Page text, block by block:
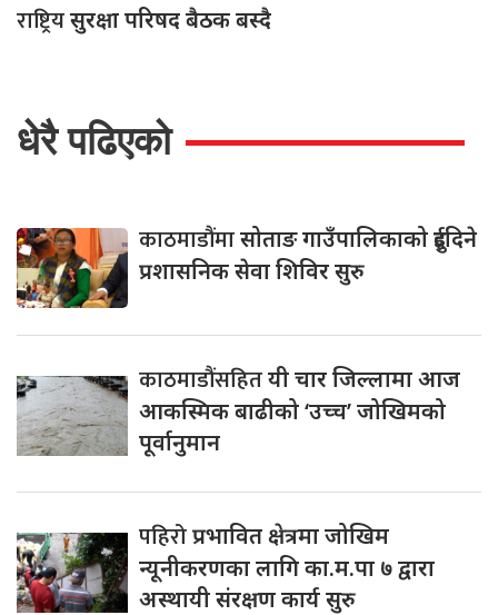
राष्ट्रियसुरक्षा परिषद बैठक बस्दै
धेरै पढिएको
काठमाडौंमासोताङ गाउँपालिकाको दुईदिने
प्रशासनिक सेवा शिविर सुरु
काठमाडौंसहितयी चार जिल्लामा आज
आकस्मिक बाढीको ‘उच्च’ जोखिमको
पूर्वानुमान
पहिरोप्रभावित क्षेत्रमा जोखिम
न्यूनीकरणका लागि का.म.पा ७ द्वारा
अस्थायी संरक्षण कार्य सुरु